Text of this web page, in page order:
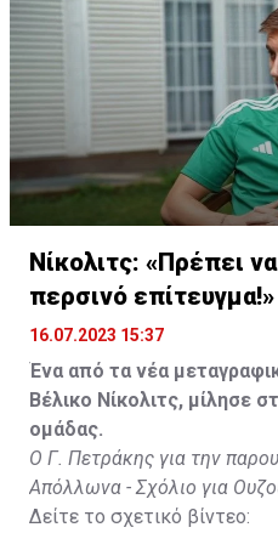
Νίκολιτς: «Πρέπει
περσινό
16.07.2023 15:37
Ένα από τα νέα
Βέλικο Νίκολιτς, μίλησε
ομάδας.
Ο Γ. Πετράκης για την
Απόλλωνα - Σχόλιο για
Δείτε το σχετικό βίντεο: